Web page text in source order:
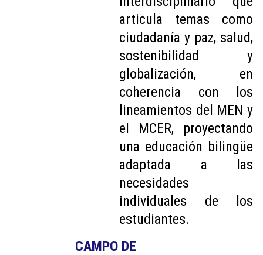
articula temas como
ciudadanía y paz, salud,
sostenibilidad y
globalización, en
coherencia con los
lineamientos del MEN y
el MCER, proyectando
una educación bilingüe
adaptada a las
necesidades
individuales de los
estudiantes.
CAMPO DE